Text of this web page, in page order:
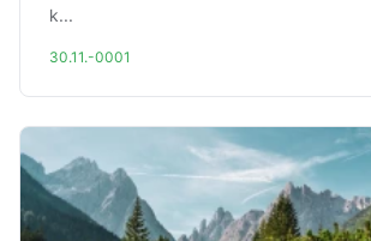
k...
30.11.-0001